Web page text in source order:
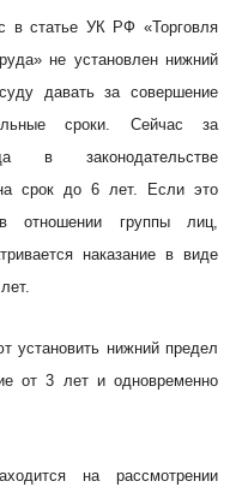
в статье УК РФ «Торговля
не установлен нижний
давать за совершение
сроки. Сейчас за
в законодательстве
срок до 6 лет. Если это
отношении группы лиц,
наказание в виде
установить нижний предел
от 3 лет и одновременно
на рассмотрении